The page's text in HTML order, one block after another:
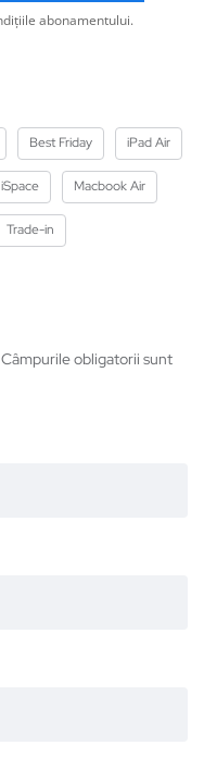
abonamentului.
Best Friday iPad Air
iSpace Macbook Air
Trade-in
obligatorii sunt